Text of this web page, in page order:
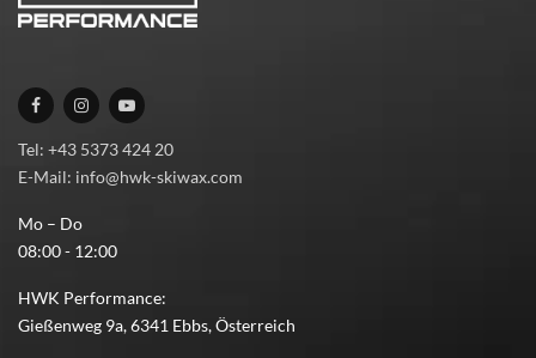
Tel: +43 5373 424 20
E-Mail: info@hwk-skiwax.com
Mo – Do
08:00 - 12:00
HWK Performance:
Gießenweg 9a, 6341 Ebbs, Österreich